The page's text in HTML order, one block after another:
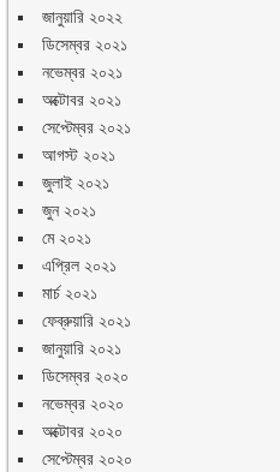
জানুয়ারি ২০২২
ডিসেম্বর ২০২১
নভেম্বর ২০২১
অক্টোবর ২০২১
সেপ্টেম্বর ২০২১
আগস্ট ২০২১
জুলাই ২০২১
জুন ২০২১
মে ২০২১
এপ্রিল ২০২১
মার্চ ২০২১
ফেব্রুয়ারি ২০২১
জানুয়ারি ২০২১
ডিসেম্বর ২০২০
নভেম্বর ২০২০
অক্টোবর ২০২০
সেপ্টেম্বর ২০২০